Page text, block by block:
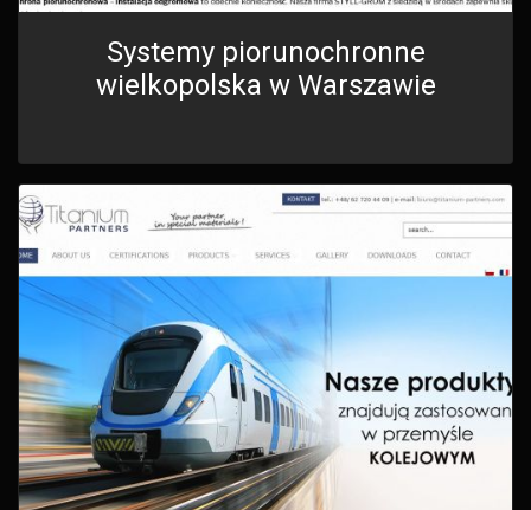
Systemy piorunochronne
wielkopolska w Warszawie